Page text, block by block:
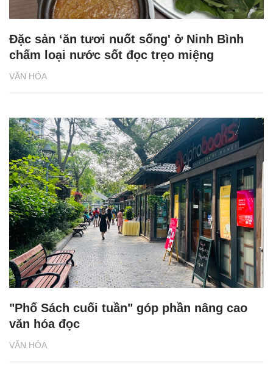
VĂN HÓA
Đặc sản ‘ăn tươi nuốt sống' ở Ninh Bình
chấm loại nước sốt đọc trẹo miệng
VĂN HÓA
"Phố Sách cuối tuần" góp phần nâng cao
văn hóa đọc